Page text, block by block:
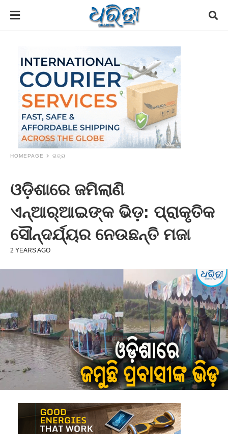
HOMEPAGE ରାଜ୍ୟ
ଓଡ଼ିଶାରେ ଜମିଲାଣି
ଏନ୍‌ଆର୍‌ଆଇଙ୍କ ଭିଡ଼: ପ୍ରାକୃତିକ
ସୌନ୍ଦର୍ଯ୍ୟର ନେଉଛନ୍ତି ମଜା
2 YEARS AGO